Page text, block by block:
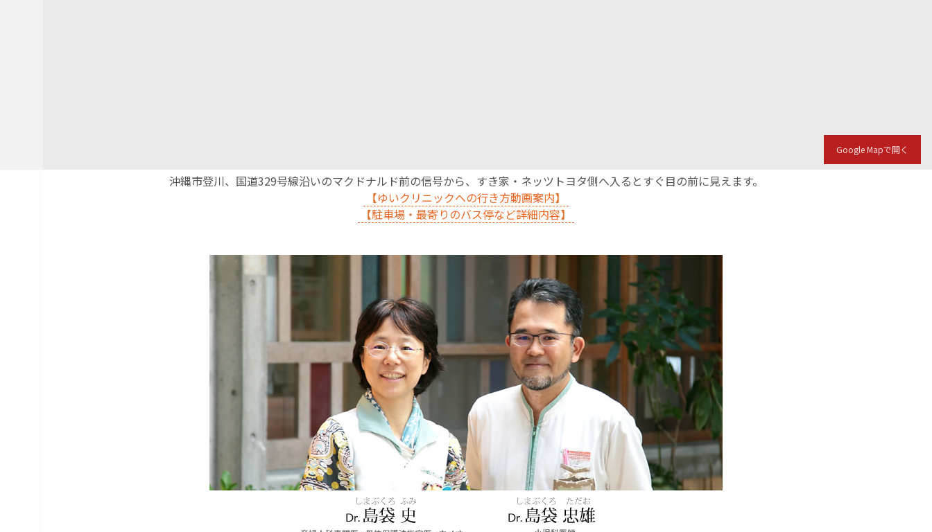
Google Mapで開く
沖縄市登川、国道329号線沿いのマクドナルド前の信号から、すき家・ネッツトヨタ側へ入るとすぐ目の前に見えます。
【ゆいクリニックへの行き方動画案内】
【駐車場・最寄りのバス停など詳細内容】